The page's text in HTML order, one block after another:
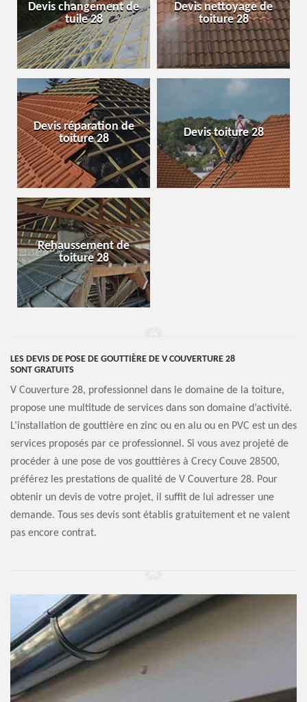
Devis changement de
tuile 28
Devis nettoyage de
toiture 28
Devis réparation de
toiture 28
Devis toiture 28
Rehaussement de
toiture 28
LES DEVIS DE POSE DE GOUTTIÈRE DE V COUVERTURE 28
SONT GRATUITS
V Couverture 28, professionnel dans le domaine de la toiture,
propose une multitude de services dans son domaine d’activité.
L’installation de gouttière en zinc ou en alu ou en PVC est un des
services proposés par ce professionnel. Si vous avez projeté de
procéder à une pose de vos gouttières à Crecy Couve 28500,
préférez les prestations de qualité de V Couverture 28. Pour
obtenir un devis de votre projet, il suffit de lui adresser une
demande. Tous ses devis sont établis gratuitement et ne valent
pas encore contrat.